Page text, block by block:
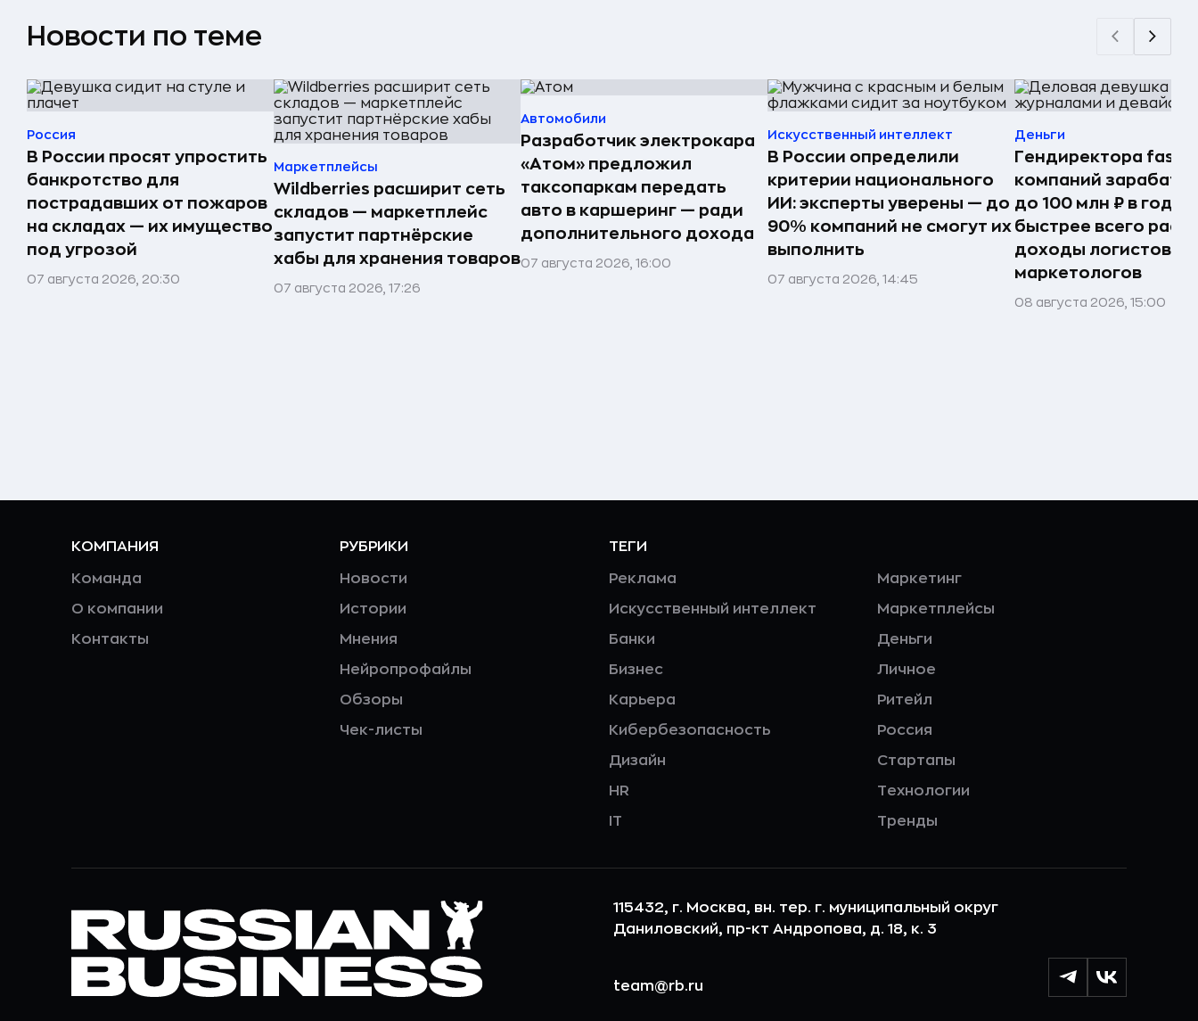
Новости по теме
Россия
В России просят упростить
банкротство для
пострадавших от пожаров
на складах — их имущество
под угрозой
07 августа 2026, 20:30
Маркетплейсы
Wildberries расширит сеть
складов — маркетплейс
запустит партнёрские
хабы для хранения товаров
07 августа 2026, 17:26
Автомобили
Разработчик электрокара
«Атом» предложил
таксопаркам передать
авто в каршеринг — ради
дополнительного дохода
07 августа 2026, 16:00
Искусственный интеллект
В России определили
критерии национального
ИИ: эксперты уверены — до
90% компаний не смогут их
выполнить
07 августа 2026, 14:45
Деньги
Гендиректора
компаний
до 100 млн ₽ в год —
быстрее всего
доходы логистов и
маркетологов
08 августа 2026, 15:00
КОМПАНИЯ
Команда
О компании
Контакты
РУБРИКИ
Новости
Истории
Мнения
Нейропрофайлы
Обзоры
Чек-листы
ТЕГИ
Реклама
Искусственный интеллект
Банки
Бизнес
Карьера
Кибербезопасность
Дизайн
HR
IT
Маркетинг
Маркетплейсы
Деньги
Личное
Ритейл
Россия
Стартапы
Технологии
Тренды
115432, г. Москва, вн. тер. г. муниципальный округ
Даниловский, пр-кт Андропова, д. 18, к. 3
team@rb.ru